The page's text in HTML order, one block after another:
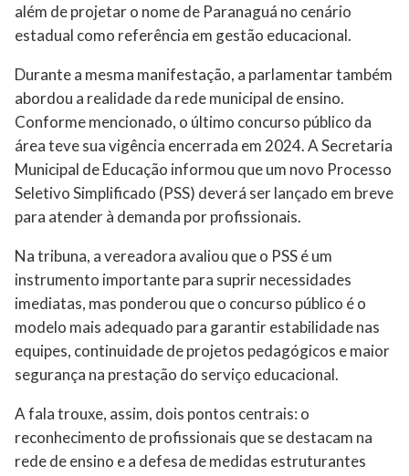
além de projetar o nome de Paranaguá no cenário
estadual como referência em gestão educacional.
Durante a mesma manifestação, a parlamentar também
abordou a realidade da rede municipal de ensino.
Conforme mencionado, o último concurso público da
área teve sua vigência encerrada em 2024. A Secretaria
Municipal de Educação informou que um novo Processo
Seletivo Simplificado (PSS) deverá ser lançado em breve
para atender à demanda por profissionais.
Na tribuna, a vereadora avaliou que o PSS é um
instrumento importante para suprir necessidades
imediatas, mas ponderou que o concurso público é o
modelo mais adequado para garantir estabilidade nas
equipes, continuidade de projetos pedagógicos e maior
segurança na prestação do serviço educacional.
A fala trouxe, assim, dois pontos centrais: o
reconhecimento de profissionais que se destacam na
rede de ensino e a defesa de medidas estruturantes